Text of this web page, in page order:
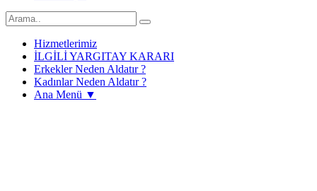
Hizmetlerimiz
İLGİLİ YARGITAY KARARI
Erkekler Neden Aldatır ?
Kadınlar Neden Aldatır ?
Ana Menü ▼